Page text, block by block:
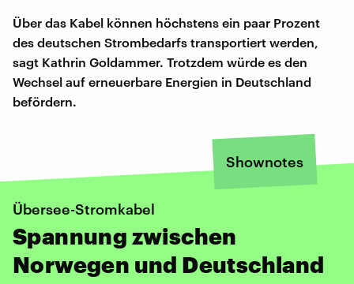
Über das Kabel können höchstens ein paar Prozent
des deutschen Strombedarfs transportiert werden,
sagt Kathrin Goldammer. Trotzdem würde es den
Wechsel auf erneuerbare Energien in Deutschland
befördern.
Shownotes
Übersee-Stromkabel
Spannung zwischen
Norwegen und Deutschland